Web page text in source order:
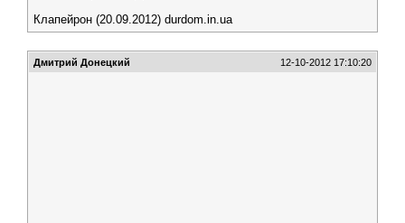
Клапейрон (20.09.2012) durdom.in.ua
Дмитрий Донецкий 12-10-2012 17:10:20